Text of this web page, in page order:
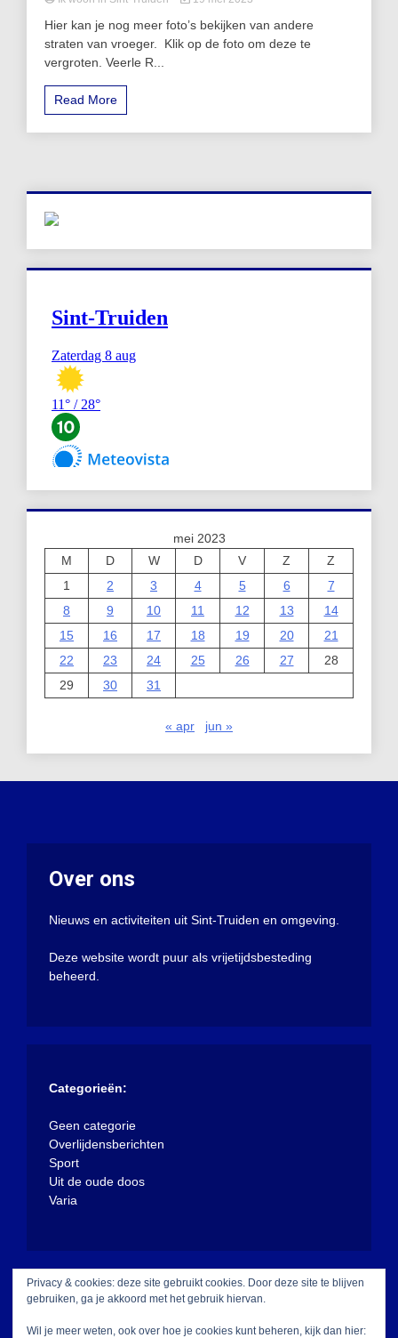
Hier kan je nog meer foto’s bekijken van andere
straten van vroeger. Klik op de foto om deze te
vergroten. Veerle R...
Read More
mei 2023
M
D W D V Z
Z
1
2 3 4 5 6
7
8
9 10 11 12 13
14
15
16 17 18 19 20
21
22
23 24 25 26 27
28
29
30 31
« apr jun »
Over ons
Nieuws en activiteiten uit Sint-Truiden en omgeving.
Deze website wordt puur als vrijetijdsbesteding
beheerd.
Categorieën:
Geen categorie
Overlijdensberichten
Sport
Uit de oude doos
Varia
Privacy & cookies: deze site gebruikt cookies. Door deze site te blijven
gebruiken, ga je akkoord met het gebruik hiervan.
Wil je meer weten, ook over hoe je cookies kunt beheren, kijk dan hier: